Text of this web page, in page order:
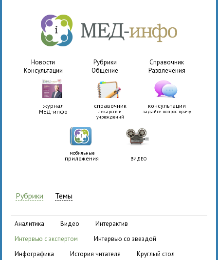
Новости Рубрики
Справочник
Консультации
Общение Развлечения
журнал
МЕД-инфо
справочник
лекарств и
учреждений
консультации
задайте вопрос врачу
мобильные
приложения ВИДЕО
Рубрики Темы
аналитика видео
интерактив
интервью с экспертом
интервью со звездой
инфографика
история читателя
круглый стол